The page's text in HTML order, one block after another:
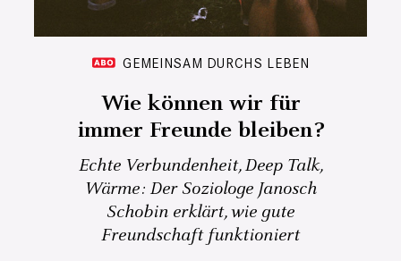
GEMEINSAM DURCHS LEBEN
Wie können wir für
immer Freunde bleiben?
Echte Verbundenheit, Deep Talk,
Wärme: Der Soziologe Janosch
Schobin erklärt, wie gute
Freundschaft funktioniert